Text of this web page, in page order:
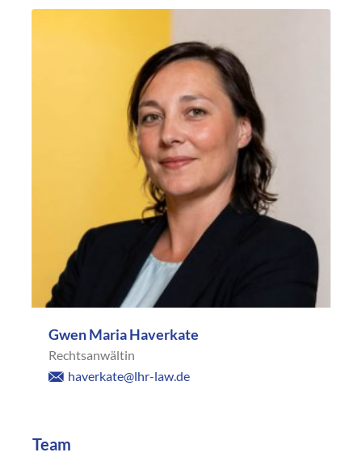
Gwen Maria Haverkate
Rechtsanwältin
haverkate@lhr-law.de
Team